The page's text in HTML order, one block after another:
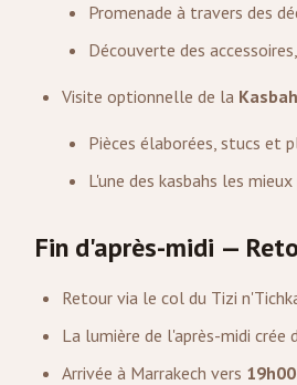
Promenade à travers des
Découverte des
Visite optionnelle de la
Pièces élaborées, stucs et
L'une des kasbahs les
Fin d'après-midi —
Retour via le col du Tizi
La lumière de l'après-midi
Arrivée à Marrakech vers